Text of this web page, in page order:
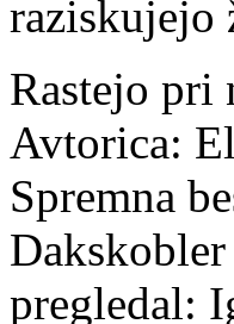
raziskujejo
Rastejo pri
Avtorica:
Spremna
pregledal: